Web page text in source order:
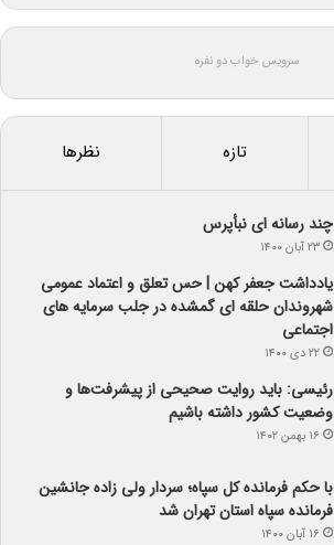
سرویس خواب دو نفره
تازه نظرها
چند رسانه ای نبأپرس
۲۳ آبان ۱۴۰۰
یادداشت جعفر کهن | حس تعلق و اعتماد عمومی
شهروندان حلقه ای گمشده در جلب سرمایه های
اجتماعی
۲۲ دی ۱۴۰۰
رئیسی: باید روایت صحیحی از پیشرفت‌ها و
وضعیت کشور داشته باشیم
۱۶ بهمن ۱۴۰۲
با حکم فرمانده کل سپاه؛ سردار ولی زاده جانشین
فرمانده سپاه استان تهران شد
۱۶ آبان ۱۴۰۰